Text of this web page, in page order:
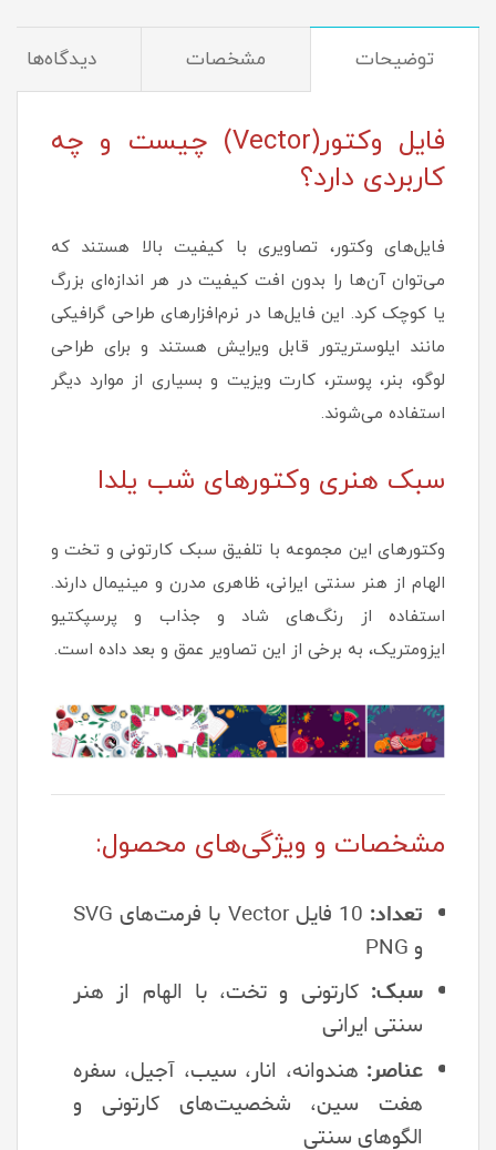
توضیحات مشخصات دیدگاه‌ها
فایل‌ وکتور(Vector) چیست و چه
کاربردی دارد؟
فایل‌های وکتور، تصاویری با کیفیت بالا هستند که
می‌توان آن‌ها را بدون افت کیفیت در هر اندازه‌ای بزرگ
یا کوچک کرد. این فایل‌ها در نرم‌افزارهای طراحی گرافیکی
مانند ایلوستریتور قابل ویرایش هستند و برای طراحی
لوگو، بنر، پوستر، کارت ویزیت و بسیاری از موارد دیگر
استفاده می‌شوند.
سبک هنری وکتورهای شب یلدا
وکتورهای این مجموعه با تلفیق سبک کارتونی و تخت و
الهام از هنر سنتی ایرانی، ظاهری مدرن و مینیمال دارند.
استفاده از رنگ‌های شاد و جذاب و پرسپکتیو
ایزومتریک، به برخی از این تصاویر عمق و بعد داده است.
مشخصات و ویژگی‌های محصول:
تعداد:
10 فایل Vector با فرمت‌های SVG
و PNG
سبک:کارتونی و تخت، با الهام از هنر
سنتی ایرانی
عناصر: هندوانه، انار، سیب، آجیل، سفره
هفت سین، شخصیت‌های کارتونی و
الگوهای سنتی